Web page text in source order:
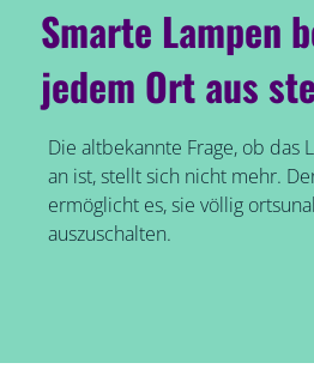
Smarte Lampen
jedem Ort aus
Die altbekannte Frage, ob das
an ist, stellt sich nicht mehr.
ermöglicht es, sie völlig
auszuschalten.